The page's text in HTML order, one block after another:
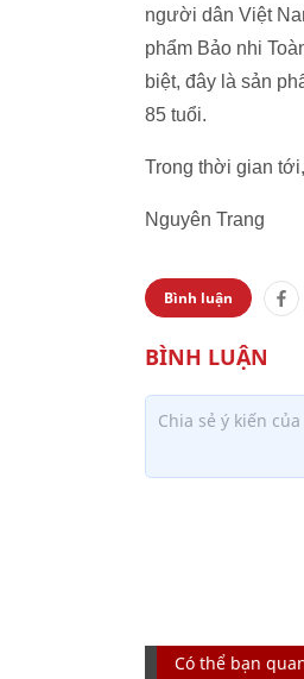
người dân Việt
phẩm Bảo nhi
biệt, đây là sản
85 tuổi.
Trong thời gian
Nguyên Trang
Bình luận
Có thể bạn